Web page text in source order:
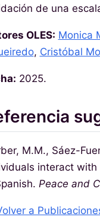
de una
OLES: Monica
, Cristóbal
2025.
M.M., Sáez-
interact
Peace and
a